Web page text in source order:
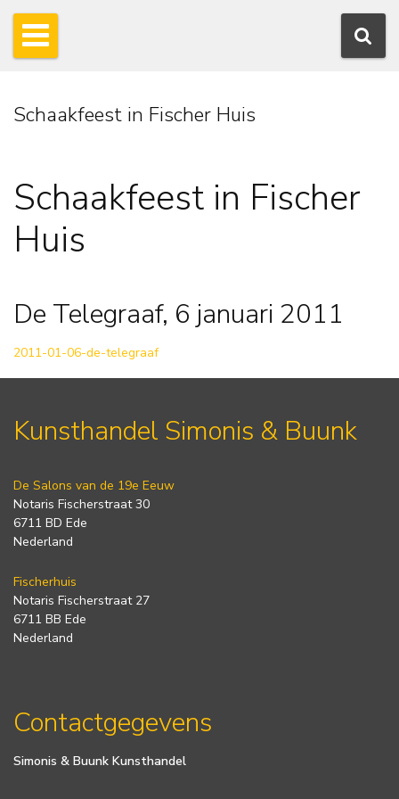
Schaakfeest in Fischer Huis
Schaakfeest in Fischer
Huis
De Telegraaf, 6 januari 2011
2011-01-06-de-telegraaf
Kunsthandel Simonis & Buunk
De Salons van de 19e Eeuw
Notaris Fischerstraat 30
6711 BD Ede
Nederland
Fischerhuis
Notaris Fischerstraat 27
6711 BB Ede
Nederland
Contactgegevens
Simonis & Buunk Kunsthandel